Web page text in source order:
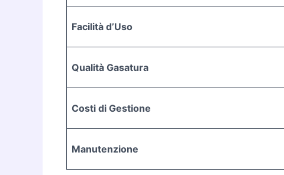
Facilità d’Uso
Qualità Gasatura
Costi di Gestione
Manutenzione